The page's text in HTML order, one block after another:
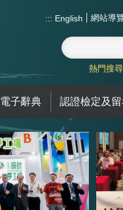
::: English 網站導
熱門搜尋
電子辭典 認證檢定及